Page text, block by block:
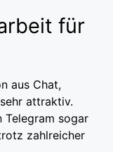
für
aus Chat,
attraktiv.
Telegram sogar
zahlreicher